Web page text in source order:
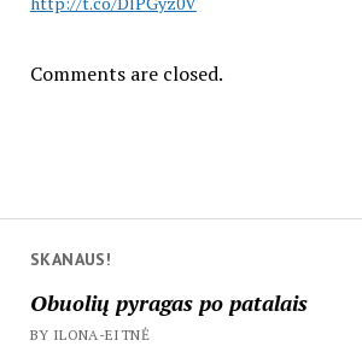
SKANAUS!
Obuolių pyragas po patalais
BY ILONA-EITNĖ
Comments are closed.